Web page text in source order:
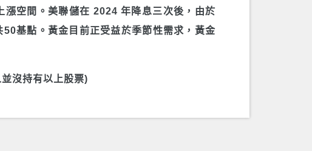
空間。美聯儲在 2024 年降息三次後，由於
基點。黃金目前正受益於季節性需求，黃金
沒持有以上股票)